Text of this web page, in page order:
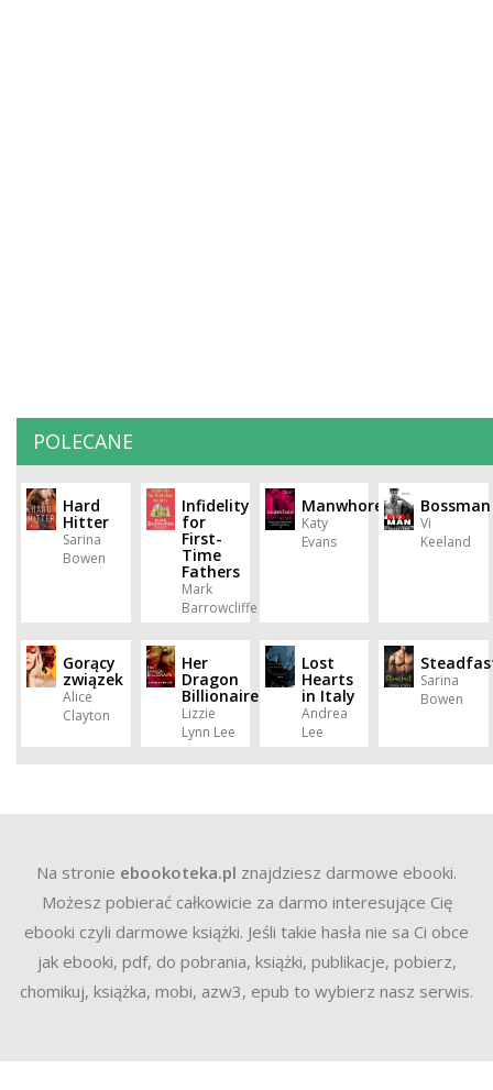
POLECANE
Hard
Hitter
Sarina
Bowen
Infidelity
for
First-
Time
Fathers
Mark
Barrowcliffe
Manwhore
Katy
Evans
Bossman
Vi
Keeland
Gorący
związek
Alice
Clayton
Her
Dragon
Billionaire
Lizzie
Lynn Lee
Lost
Hearts
in Italy
Andrea
Lee
Sarina
Bowen
Na stronie ebookoteka.pl znajdziesz darmowe ebooki.
Możesz pobierać całkowicie za darmo interesujące Cię
ebooki czyli darmowe książki. Jeśli takie hasła nie sa Ci obce
jak ebooki, pdf, do pobrania, książki, publikacje, pobierz,
chomikuj, książka, mobi, azw3, epub to wybierz nasz serwis.